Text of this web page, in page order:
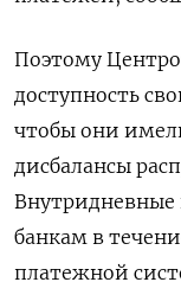
Поэтому
доступность
чтобы они
дисбалансы
Внутридневные
банкам в
платежной